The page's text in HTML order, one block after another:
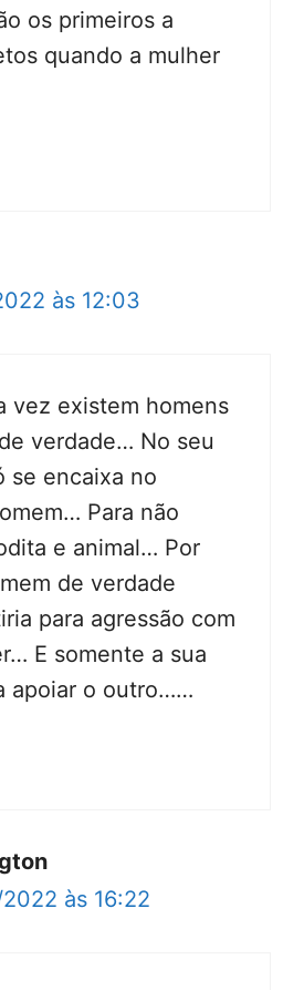
os primeiros a
quando a mulher
às 12:03
vez existem homens
verdade… No seu
se encaixa no
Para não
e animal… Por
de verdade
para agressão com
E somente a sua
apoiar o outro……
às 16:22